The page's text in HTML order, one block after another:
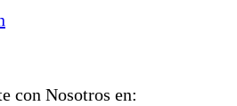
con Nosotros en: